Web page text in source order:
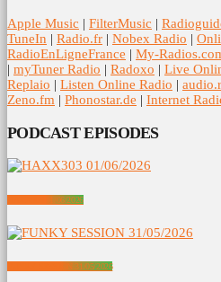
Apple Music | FilterMusic |
TuneIn | Radio.fr | Nobex Radio |
RadioEnLigneFrance | My-
| myTuner Radio | Radoxo | Live
Replaio | Listen Online Radio |
Zeno.fm | Phonostar.de | Internet
PODCAST EPISODES
HAXX303 01/06/2026
FUNKY SESSION 31/05/2026